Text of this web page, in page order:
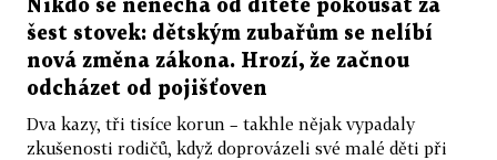
Nikdo se nenechá od dítěte pokousat za
šest stovek: dětským zubařům se nelíbí
nová změna zákona. Hrozí, že začnou
odcházet od pojišťoven
Dva kazy, tři tisíce korun – takhle nějak vypadaly
zkušenosti rodičů, když doprovázeli své malé děti při